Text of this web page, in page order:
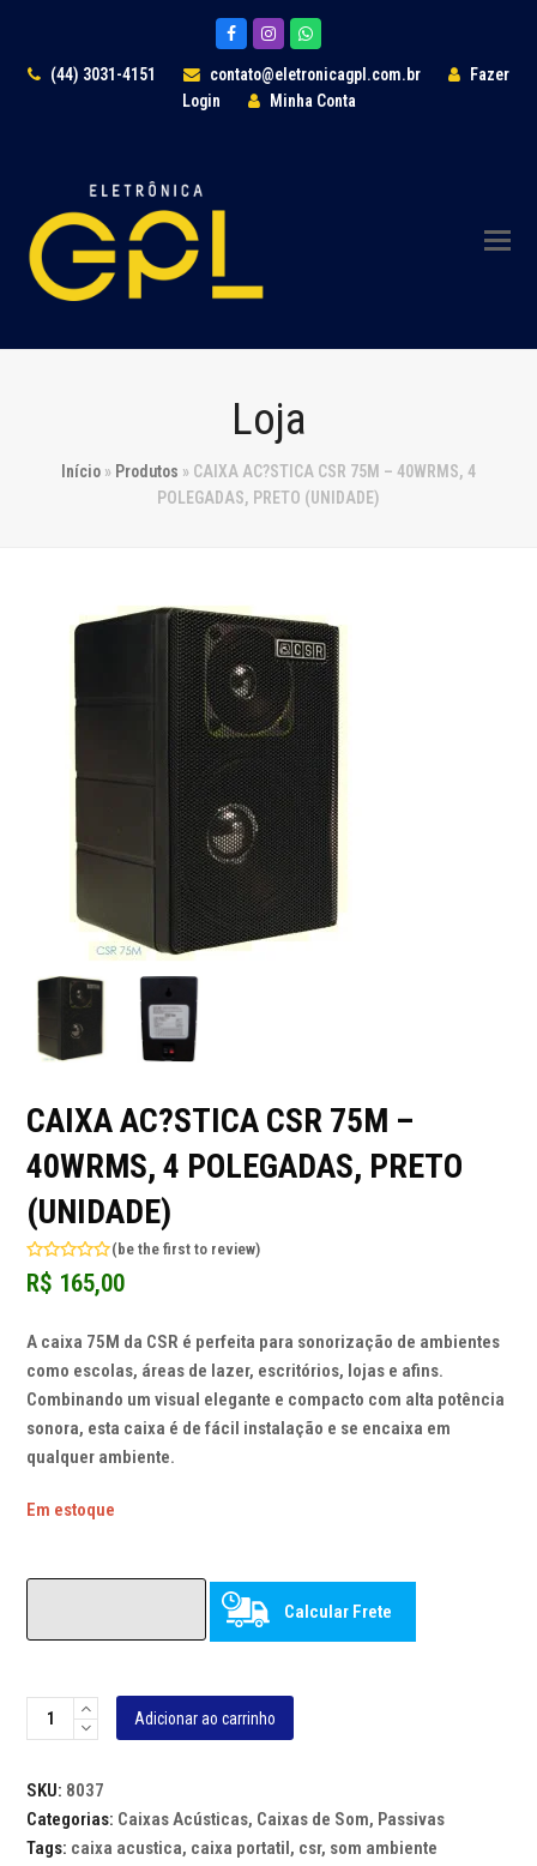
FacebookInstagramWhatsapp
(44) 3031-4151 contato@eletronicagpl.com.br
Fazer
Login
Minha Conta
Loja
Início » Produtos » CAIXA AC?STICA CSR 75M – 40WRMS, 4
POLEGADAS, PRETO (UNIDADE)
CAIXA AC?STICA CSR 75M –
40WRMS, 4 POLEGADAS, PRETO
(UNIDADE)
Avaliação
0
( be the first to review)
R$ 165,00
A caixa 75M da CSR é perfeita para sonorização de ambientes
como escolas, áreas de lazer, escritórios, lojas e afins.
Combinando um visual elegante e compacto com alta potência
sonora, esta caixa é de fácil instalação e se encaixa em
qualquer ambiente.
Em estoque
Calcular Frete
CAIXA
AC?
CSR
75M
-
Adicionar ao carrinho
SKU: 8037
Categorias: Caixas Acústicas, Caixas de Som, Passivas
Tags: caixa acustica, caixa portatil, csr, som ambiente